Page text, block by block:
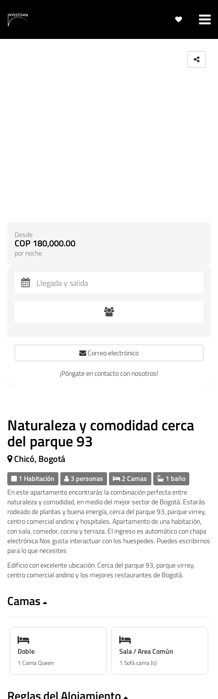
Naturaleza y comodidad cerca
del parque 93
Chicó, Bogotá
1 Habitación 3 personas 2 Camas 1 baño
En este apartamento encontrarás la combinación perfecta entre
naturaleza y comodidad, en medio del mejor sector de Bogotá. Estarás
rodeado de plantas y buena energía, cerca del parque 93, parque virrey,
centro comercial andino y hospitales. Apartamento de una habitación,
con sala, comedor, cocina y terraza. El ingreso es automático con chapa
electrónica Nos gusta interactuar con los huespedes. Puedes escribirnos
para lo que necesites
Edificio con excelente ubicación. Cerca del parque 93, parque virrey,
centro comercial andino y los mejores restaurantes de Bogotá.
Camas
Doble
1 Cama Queen
Sala / Area Común
1 Sofá cama (s)
Reglas del Alojamiento
Desde
COP 180,000.00
por noche
Correo electrónico
¡Póngate en contacto con nosotros!